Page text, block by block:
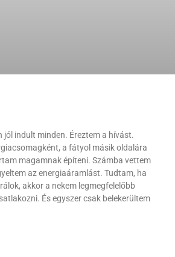
jól indult minden. Éreztem a hívást.
a fátyol másik oldalára
magamnak építeni. Számba vettem
az energiaáramlást. Tudtam, ha
akkor a nekem legmegfelelőbb
És egyszer csak belekerültem